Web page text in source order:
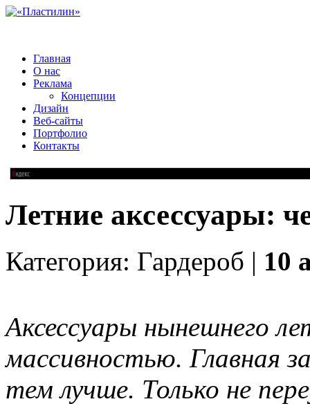
Главная
О нас
Реклама
Концепции
Дизайн
Веб-сайты
Портфолио
Контакты
Летние аксессуары:
Категория: Гардероб | 10
Аксессуары нынешнего
массивностью. Главная
тем лучше. Только не